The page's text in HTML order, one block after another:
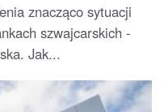
znacząco sytuacji
szwajcarskich -
Jak...